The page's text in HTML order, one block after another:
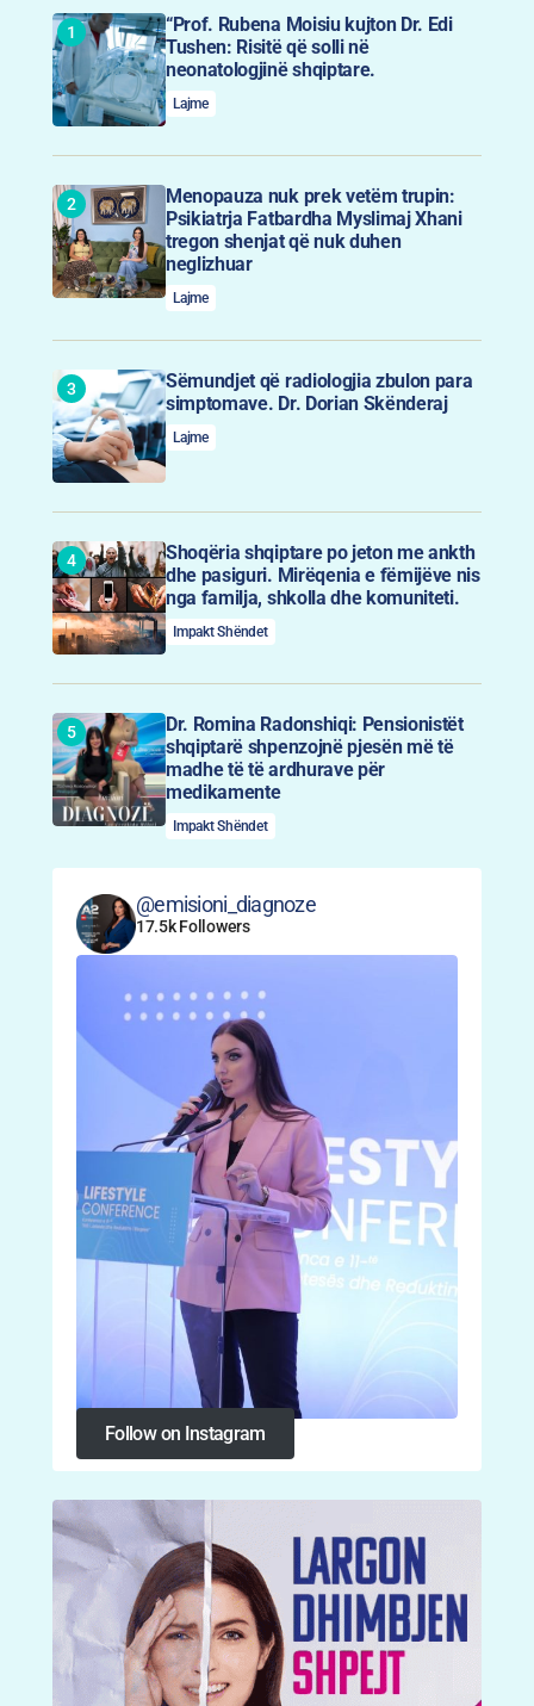
“Prof. Rubena Moisiu kujton Dr. Edi
Tushen: Risitë që solli në
neonatologjinë shqiptare.
Lajme
Menopauza nuk prek vetëm trupin:
Psikiatrja Fatbardha Myslimaj Xhani
tregon shenjat që nuk duhen
neglizhuar
Lajme
Sëmundjet që radiologjia zbulon para
simptomave. Dr. Dorian Skënderaj
Lajme
Shoqëria shqiptare po jeton me ankth
dhe pasiguri. Mirëqenia e fëmijëve nis
nga familja, shkolla dhe komuniteti.
Impakt Shëndet
Dr. Romina Radonshiqi: Pensionistët
shqiptarë shpenzojnë pjesën më të
madhe të të ardhurave për
medikamente
Impakt Shëndet
@emisioni_diagnoze
17.5k Followers
Follow on Instagram
Follow on Instagram